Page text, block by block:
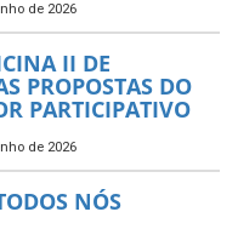
de 2026
II DE
PROPOSTAS DO
PARTICIPATIVO
de 2026
NÓS